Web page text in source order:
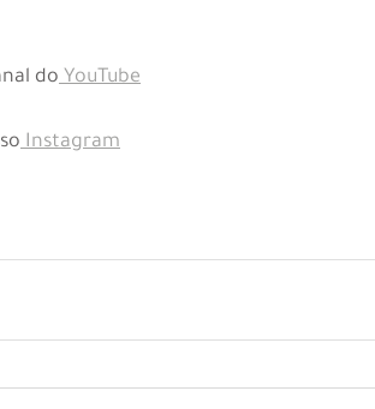
do YouTube
Instagram